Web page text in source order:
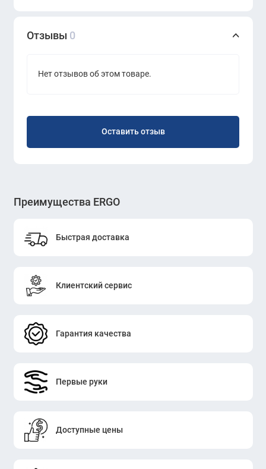
Отзывы 0
Нет отзывов об этом товаре.
Оставить отзыв
Преимущества ERGO
Быстрая доставка
Клиентский сервис
Гарантия качества
Первые руки
Доступные цены